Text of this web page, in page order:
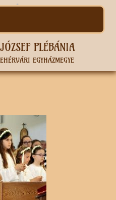
PLÉBÁNIA
EGYHÁZMEGYE